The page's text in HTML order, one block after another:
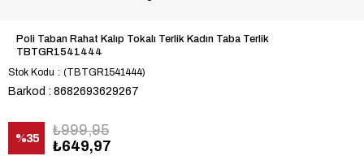
Poli Taban Rahat Kalıp Tokalı Terlik Kadın Taba Terlik
TBTGR1541444
Stok Kodu
(TBTGR1541444)
Barkod : 8682693629267
%35
₺999,95
₺649,97